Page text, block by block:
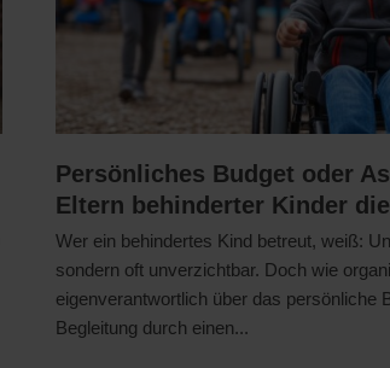
Persönliches Budget oder
Eltern behinderter Kinder
Wer ein behindertes Kind betreut, weiß:
sondern oft unverzichtbar. Doch wie
eigenverantwortlich über das persönliche
Begleitung durch einen...